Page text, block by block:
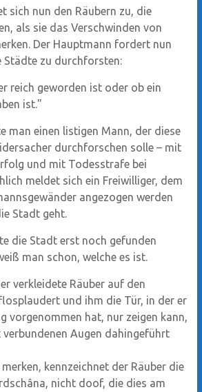
sich nun den Räubern zu, die
als sie das Verschwinden von
Der Hauptmann fordert nun
Städte zu durchforsten:
reich geworden ist oder ob ein
ist."
man einen listigen Mann, der diese
durchforschen solle – mit
und mit Todesstrafe bei
meldet sich ein Freiwilliger, dem
angezogen werden
Stadt geht.
die Stadt erst noch gefunden
man schon, welche es ist.
verkleidete Räuber auf den
und ihm die Tür, in der er
vorgenommen hat, nur zeigen kann,
Augen dahingeführt
kennzeichnet der Räuber die
nicht doof, die dies am